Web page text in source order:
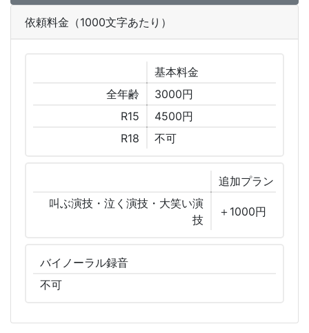
依頼料金（1000文字あたり）
基本料金
全年齢
3000円
R15
4500円
R18
不可
追加プラン
叫ぶ演技・泣く演技・大笑い演
技
＋1000円
バイノーラル録音
不可